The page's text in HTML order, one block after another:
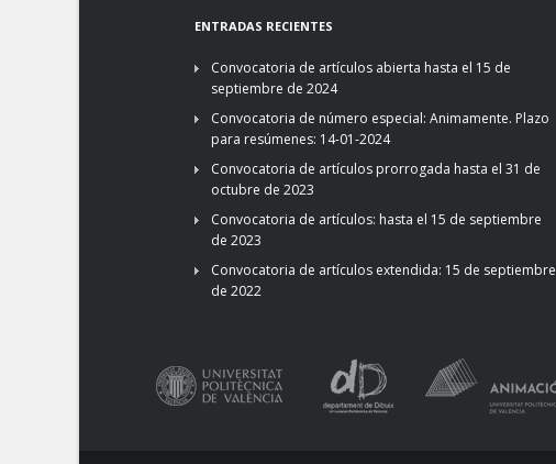
ENTRADAS RECIENTES
Convocatoria de artículos abierta hasta el 15 de
septiembre de 2024
Convocatoria de número especial: Animamente. Plazo
para resúmenes: 14-01-2024
Convocatoria de artículos prorrogada hasta el 31 de
octubre de 2023
Convocatoria de artículos: hasta el 15 de septiembre
de 2023
Convocatoria de artículos extendida: 15 de septiembre
de 2022